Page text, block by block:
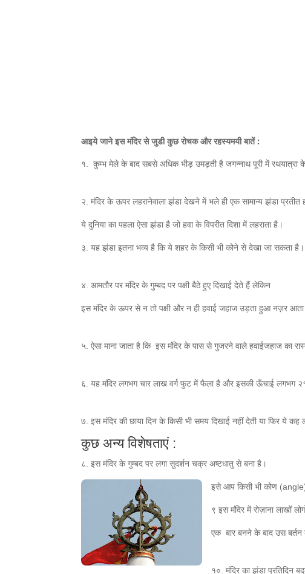
आइये जाने इस मंदिर से जुडी कुछ रोचक और रहस्यमयी बातें :
१. कुम्भ मेले के बाद सबसे अधिक भीड़ उमड़ती है जगन्नाथ पूरी में रथयात्रा
२. मंदिर के ऊपर लहरानेवाला झंडा देखने में भले ही एक सामान्य झंडा प्रतीत
ये दुनिया का पहला ऐसा झंडा है जो हवा के विपरीत दिशा में लहराता है।
३. यह झंडा इतना भव्य है कि ये शहर के किसी भी कोने से देखा जा सकता है।
४. आमतौर पर मंदिर के गुम्बद पर पक्षी बैठे हुए दिखाई देते हैं लेकिन
इस मंदिर के ऊपर से न तो पक्षी और न ही हवाई जहाज उड़ता हुआ नज़र आता
५. ऐसा माना जाता है कि इस मंदिर के पास से गुजरने वाले हवाईजहाज का
६. यह मंदिर लगभग चार लाख वर्ग फुट में फैला है और इसकी ऊँचाई लगभग
७. इस मंदिर की छाया दिन के किसी भी समय दिखाई नहीं देती या फिर ये
कुछ अन्य विशेषताएं :
८. इस मंदिर के गुम्बद पर लगा सुदर्शन चक्र अष्टधातु से बना है।
इसे आप किसी भी कोण
९ इस मंदिर में रोज़ाना लाखों
एक बार बनने के बाद उस बर्तन
१०. मंदिर का झंडा प्रतिदिन